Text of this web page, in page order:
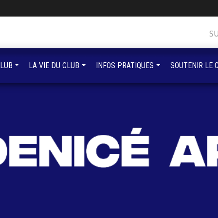
LA VIE DU CLUB INFOS PRATIQUES SOUTENIR LE